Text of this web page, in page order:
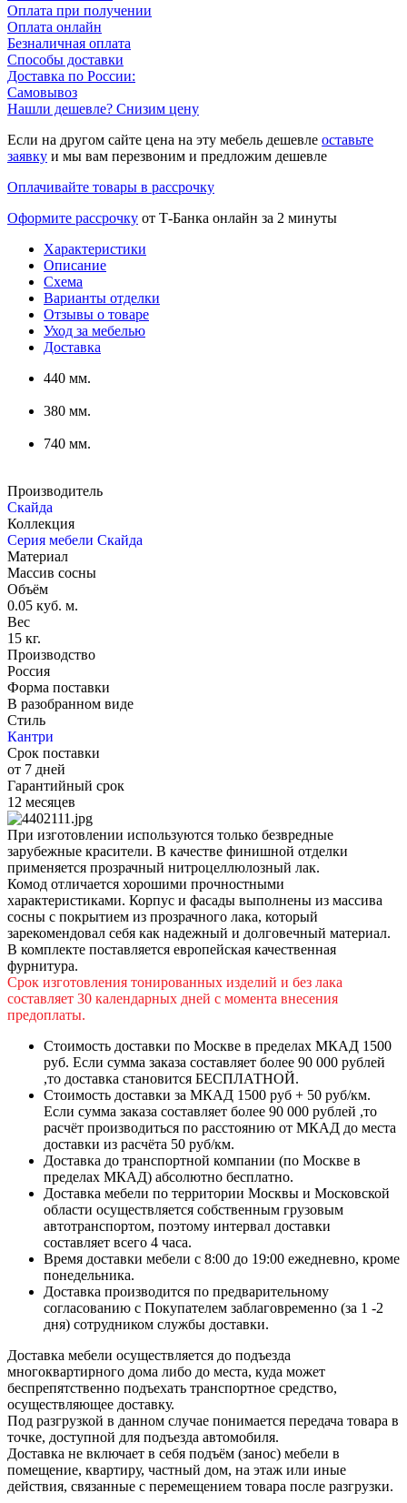
Оплата при получении
Оплата онлайн
Безналичная оплата
Способы доставки
Доставка по России:
Самовывоз
Нашли дешевле? Снизим цену
Если на другом сайте цена на эту мебель дешевле оставьте
заявку и мы вам перезвоним и предложим дешевле
Оплачивайте товары в рассрочку
Оформите рассрочку от Т-Банка онлайн за 2 минуты
Характеристики
Описание
Схема
Варианты отделки
Отзывы о товаре
Уход за мебелью
Доставка
440 мм.
380 мм.
740 мм.
Производитель
Скайда
Коллекция
Серия мебели Скайда
Материал
Массив сосны
Объём
0.05 куб. м.
Вес
15 кг.
Производство
Россия
Форма поставки
В разобранном виде
Стиль
Кантри
Срок поставки
от 7 дней
Гарантийный срок
12 месяцев
При изготовлении используются только безвредные
зарубежные красители. В качестве финишной отделки
применяется прозрачный нитроцеллюлозный лак.
Комод отличается хорошими прочностными
характеристиками. Корпус и фасады выполнены из массива
сосны с покрытием из прозрачного лака, который
зарекомендовал себя как надежный и долговечный материал.
В комплекте поставляется европейская качественная
фурнитура.
Срок изготовления тонированных изделий и без лака
составляет 30 календарных дней с момента внесения
предоплаты.
Стоимость доставки по Москве в пределах МКАД 1500
руб. Если сумма заказа составляет более 90 000 рублей
,то доставка становится БЕСПЛАТНОЙ.
Стоимость доставки за МКАД 1500 руб + 50 руб/км.
Если сумма заказа составляет более 90 000 рублей ,то
расчёт производиться по расстоянию от МКАД до места
доставки из расчёта 50 руб/км.
Доставка до транспортной компании (по Москве в
пределах МКАД) абсолютно бесплатно.
Доставка мебели по территории Москвы и Московской
области осуществляется собственным грузовым
автотранспортом, поэтому интервал доставки
составляет всего 4 часа.
Время доставки мебели с 8:00 до 19:00 ежедневно, кроме
понедельника.
Доставка производится по предварительному
согласованию с Покупателем заблаговременно (за 1 -2
дня) сотрудником службы доставки.
Доставка мебели осуществляется до подъезда
многоквартирного дома либо до места, куда может
беспрепятственно подъехать транспортное средство,
осуществляющее доставку.
Под разгрузкой в данном случае понимается передача товара в
точке, доступной для подъезда автомобиля.
Доставка не включает в себя подъём (занос) мебели в
помещение, квартиру, частный дом, на этаж или иные
действия, связанные с перемещением товара после разгрузки.